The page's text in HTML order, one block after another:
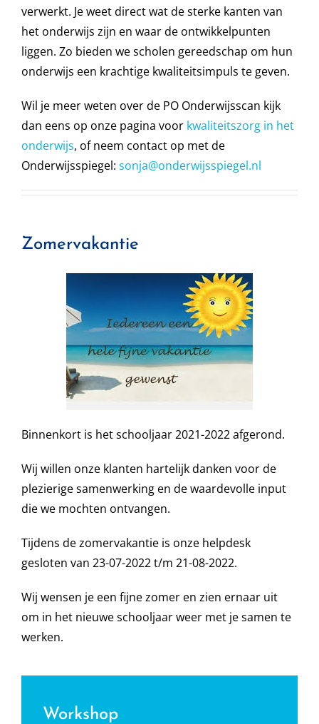
verwerkt. Je weet direct wat de sterke kanten van
het onderwijs zijn en waar de ontwikkelpunten
liggen. Zo bieden we scholen gereedschap om hun
onderwijs een krachtige kwaliteitsimpuls te geven.
Wil je meer weten over de PO Onderwijsscan kijk
dan eens op onze pagina voor kwaliteitszorg in het
onderwijs, of neem contact op met de
Onderwijsspiegel: sonja@onderwijsspiegel.nl
Zomervakantie
Binnenkort is het schooljaar 2021-2022 afgerond.
Wij willen onze klanten hartelijk danken voor de
plezierige samenwerking en de waardevolle input
die we mochten ontvangen.
Tijdens de zomervakantie is onze helpdesk
gesloten van 23-07-2022 t/m 21-08-2022.
Wij wensen je een fijne zomer en zien ernaar uit
om in het nieuwe schooljaar weer met je samen te
werken.
Workshop